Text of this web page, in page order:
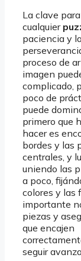
La clave
cualquier
paciencia y
proceso de
imagen
complicado,
poco de
puede
primero que
hacer es
bordes y las
centrales, y
uniendo las
a poco,
colores y las
importante
piezas y
que encajen
seguir